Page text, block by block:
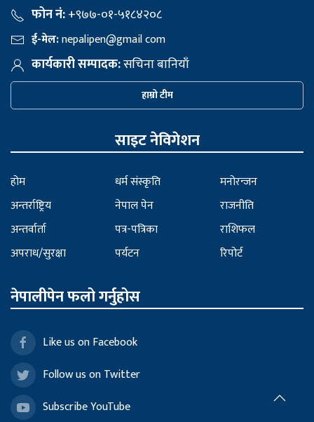
फोन नं:+९७७-०१-५१८४२०८
ई-मेल:nepalipen@gmail com
कार्यकारी सम्पादक:सचिना बानियाँ
हाम्रो टीम
साइट नेविगेशन
होम
अन्तर्राष्ट्रिय
अन्तर्वार्ता
अपराध/सुरक्षा
धर्म संस्कृति
नेपाल पेन
पत्र-पत्रिका
पर्यटन
मनोरन्जन
राजनीति
राशिफल
रिपोर्ट
नेपालीपेन फलो गर्नुहोस
Like us on Facebook
Follow us on Twitter
Subscribe YouTube